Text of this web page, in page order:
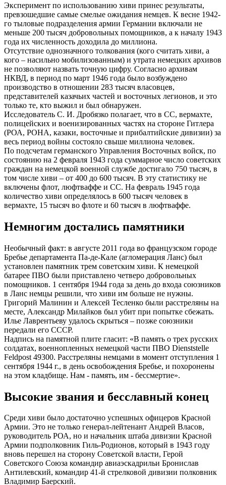
Эксперимент по использованию хиви принес результаты,
превзошедшие самые смелые ожидания немцев. К весне 1942-
го тыловые подразделения армии Германии включали не
меньше 200 тысяч добровольных помощников, а к началу 1943
года их численность доходила до миллиона.
Отсутствие однозначного толкования (кого считать хиви, а
кого – насильно мобилизованным) и утрата немецких архивов
не позволяют назвать точную цифру. Согласно архивам
НКВД, в период по март 1946 года было возбуждено
производство в отношении 283 тысяч власовцев,
представителей казачьих частей и восточных легионов, и это
только те, кто выжил и был обнаружен.
Исследователь С. И. Дробязко полагает, что в СС, вермахте,
полицейских и военизированных частях на стороне Гитлера
(РОА, РОНА, казаки, восточные и прибалтийские дивизии) за
весь период войны состояло свыше миллиона человек.
По подсчетам германского Управления Восточных войск, по
состоянию на 2 февраля 1943 года суммарное число советских
граждан на немецкой военной службе достигало 750 тысяч, в
том числе хиви – от 400 до 600 тысяч. В эту статистику не
включены флот, люфтваффе и СС. На февраль 1945 года
количество хиви определялось в 600 тысяч человек в
вермахте, 15 тысяч во флоте и 60 тысяч в люфтваффе.
Немногим достались памятники
Необычный факт: в августе 2011 года во французском городе
Бребье департамента Па-де-Кале (агломерация Ланс) был
установлен памятник трем советским хиви. К немецкой
батарее ПВО были приставлено четверо добровольных
помощников. 1 сентября 1944 года за день до входа союзников
в Ланс немцы решили, что хиви им больше не нужны.
Григорий Малинин и Алексей Тесленко были расстреляны на
месте, Александр Милайков был убит при попытке сбежать.
Илье Лаврентьеву удалось скрыться – позже союзники
передали его СССР.
Надпись на памятной плите гласит: «В память о трех русских
солдатах, военнопленных немецкой части ПВО Dienststelle
Feldpost 49300. Расстреляны немцами в момент отступления 1
сентября 1944 г., в день освобождения Бребье, и похоронены
на этом кладбище. Нам - память, им - бессмертие».
Высокие звания и бесславный конец
Среди хиви было достаточно успешных офицеров Красной
Армии. Это не только генерал-лейтенант Андрей Власов,
руководитель РОА, но и начальник штаба дивизии Красной
Армии подполковник Гиль-Родионов, который в 1943 году
вновь перешел на сторону Советской власти, Герой
Советского Союза командир авиаэскадрильи Бронислав
Антилевский, командир 41-й стрелковой дивизии полковник
Владимир Баерский.